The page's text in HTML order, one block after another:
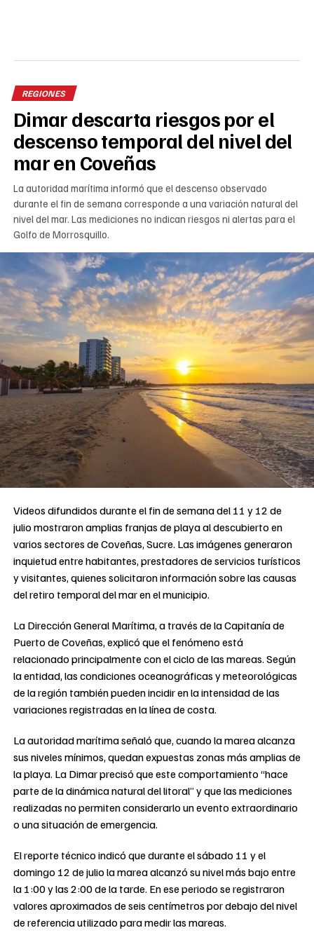
REGIONES
Dimar descarta riesgos por el
descenso temporal del nivel del
mar en Coveñas
La autoridad marítima informó que el descenso observado
durante el fin de semana corresponde a una variación natural del
nivel del mar. Las mediciones no indican riesgos ni alertas para el
Golfo de Morrosquillo.
Videos difundidos durante el fin de semana del 11 y 12 de
julio mostraron amplias franjas de playa al descubierto en
varios sectores de Coveñas, Sucre. Las imágenes generaron
inquietud entre habitantes, prestadores de servicios turísticos
y visitantes, quienes solicitaron información sobre las causas
del retiro temporal del mar en el municipio.
La Dirección General Marítima, a través de la Capitanía de
Puerto de Coveñas, explicó que el fenómeno está
relacionado principalmente con el ciclo de las mareas. Según
la entidad, las condiciones oceanográficas y meteorológicas
de la región también pueden incidir en la intensidad de las
variaciones registradas en la línea de costa.
La autoridad marítima señaló que, cuando la marea alcanza
sus niveles mínimos, quedan expuestas zonas más amplias de
la playa. La Dimar precisó que este comportamiento “hace
parte de la dinámica natural del litoral” y que las mediciones
realizadas no permiten considerarlo un evento extraordinario
o una situación de emergencia.
El reporte técnico indicó que durante el sábado 11 y el
domingo 12 de julio la marea alcanzó su nivel más bajo entre
la 1:00 y las 2:00 de la tarde. En ese periodo se registraron
valores aproximados de seis centímetros por debajo del nivel
de referencia utilizado para medir las mareas.